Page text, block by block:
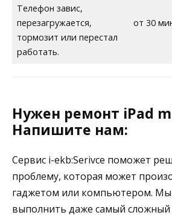
Телефон завис,
перезагружается,
тормозит или перестал
работать.
от 30
Нужен ремонт iPad
Напишите нам:
Сервис i-ekb:Serivce поможет
проблему, которая может
гаджетом или компьютером.
выполнить даже самый